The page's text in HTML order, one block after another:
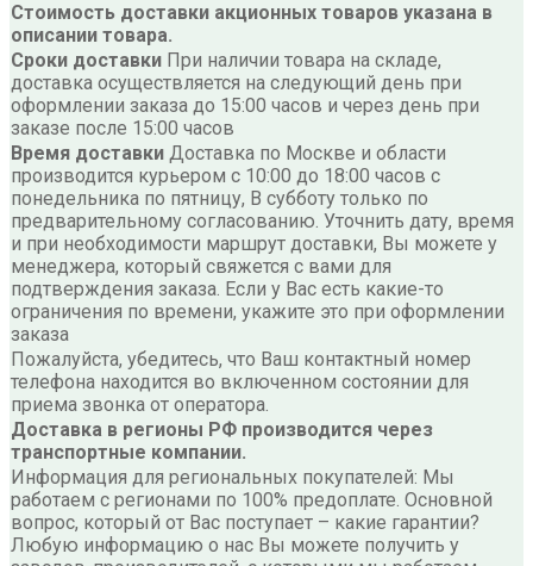
Стоимость доставки акционных товаров указана в
описании товара.
Сроки доставки При наличии товара на складе,
доставка осуществляется на следующий день при
оформлении заказа до 15:00 часов и через день при
заказе после 15:00 часов
Время доставки Доставка по Москве и области
производится курьером с 10:00 до 18:00 часов с
понедельника по пятницу, В субботу только по
предварительному согласованию. Уточнить дату, время
и при необходимости маршрут доставки, Вы можете у
менеджера, который свяжется с вами для
подтверждения заказа. Если у Вас есть какие-то
ограничения по времени, укажите это при оформлении
заказа
Пожалуйста, убедитесь, что Ваш контактный номер
телефона находится во включенном состоянии для
приема звонка от оператора.
Доставка в регионы РФ производится через
транспортные компании.
Информация для региональных покупателей: Мы
работаем с регионами по 100% предоплате. Основной
вопрос, который от Вас поступает – какие гарантии?
Любую информацию о нас Вы можете получить у